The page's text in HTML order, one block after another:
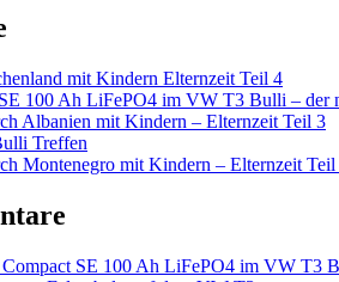
mit Kindern Elternzeit Teil 4
100 Ah LiFePO4 im VW T3 Bulli – der
Albanien mit Kindern – Elternzeit Teil 3
Treffen
Montenegro mit Kindern – Elternzeit Teil
SE 100 Ah LiFePO4 im VW T3